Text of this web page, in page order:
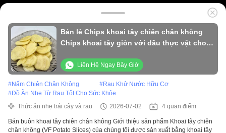
Bán lẻ Chips khoai tây chiên chân không
Chips khoai tây giòn với dầu thực vật cho
Liên Hệ Ngay Bây Giờ
#Nấm Chiên Chân Không #Rau Khử Nước Hữu Cơ
#Đồ Ăn Nhẹ Từ Rau Tốt Cho Sức Khỏe
Thức ăn nhẹ trái cây và rau
2026-07-02 4 quan điểm
Bán buôn khoai tây chiên chân không Giới thiệu sản phẩm Khoai tây chiên
chân không (VF Potato Slices) của chúng tôi được sản xuất bằng khoai tây